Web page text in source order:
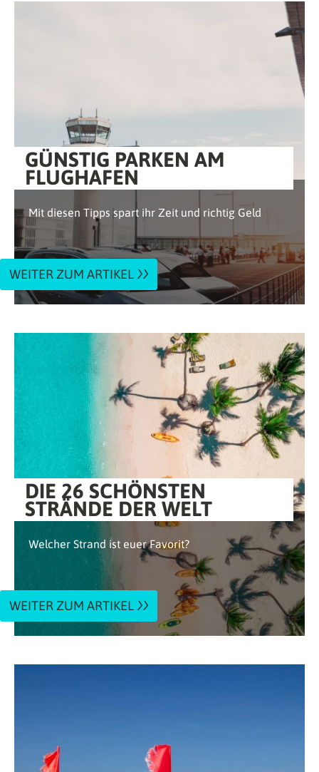
GÜNSTIG PARKEN AM
FLUGHAFEN
Mit diesen Tipps spart ihr Zeit und richtig Geld
WEITER ZUM ARTIKEL
DIE 26 SCHÖNSTEN
STRÄNDE DER WELT
Welcher Strand ist euer Favorit?
WEITER ZUM ARTIKEL